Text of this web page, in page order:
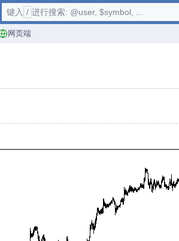
网页端
键入 / 进行搜索: @user, $symbol, ...